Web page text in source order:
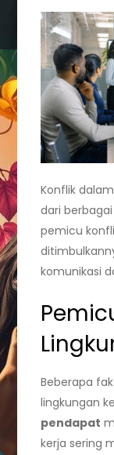
Konflik
dari
pemicu
komunikasi
Beberapa
lingkungan
pendapat
kerja sering